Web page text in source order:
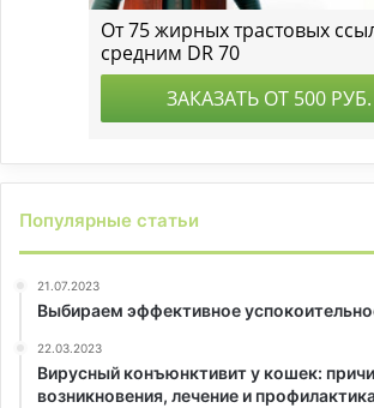
Популярные статьи
21.07.2023
Выбираем эффективное
22.03.2023
Вирусный конъюнктивит у кошек:
возникновения, лечение и